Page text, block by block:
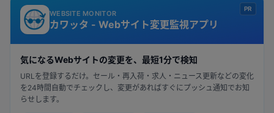
PR
WEBSITE MONITOR
カワッタ - Webサイト変更監視アプリ
気になるWebサイトの変更を、最短1分で検知
URLを登録するだけ。セール・再入荷・求人・ニュース更新などの変化
を24時間自動でチェックし、変更があればすぐにプッシュ通知でお知
らせします。